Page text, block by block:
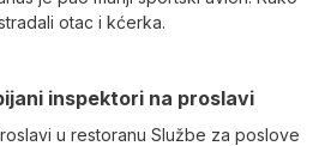
otac i kćerka.
inspektori na proslavi
u restoranu Službe za poslove